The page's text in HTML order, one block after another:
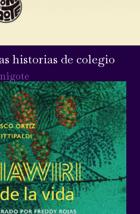
historias de colegio